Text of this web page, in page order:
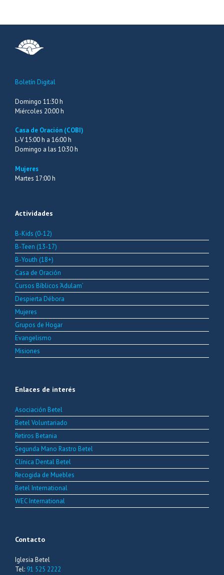
Boletín Digital
Domingo 11:30 h
Miércoles 20:00 h
Casa de Oración (COBI)
L-V 15:00 h a 16:00 h
Domingo a las 10:30 h
Mujeres
Martes 17:00 h
Actividades
B-Kids (0-12)
B-Teen (13-17)
B-Youth (18+)
Casa de Oración
Cursos Bíblicos ‘Adulam’
Despierta Débora
Mujeres
Grupos de Hogar
Evangelismo
Misiones
Enlaces de interés
Asociación Betel
Betel Voluntariado
Retiros Betania
Segunda Mano Rastro Betel
Clínica Dental Betel
Recogida de Muebles
Betel International
WEC International
Contacto
Iglesia Betel
Tel: 91 525 2222